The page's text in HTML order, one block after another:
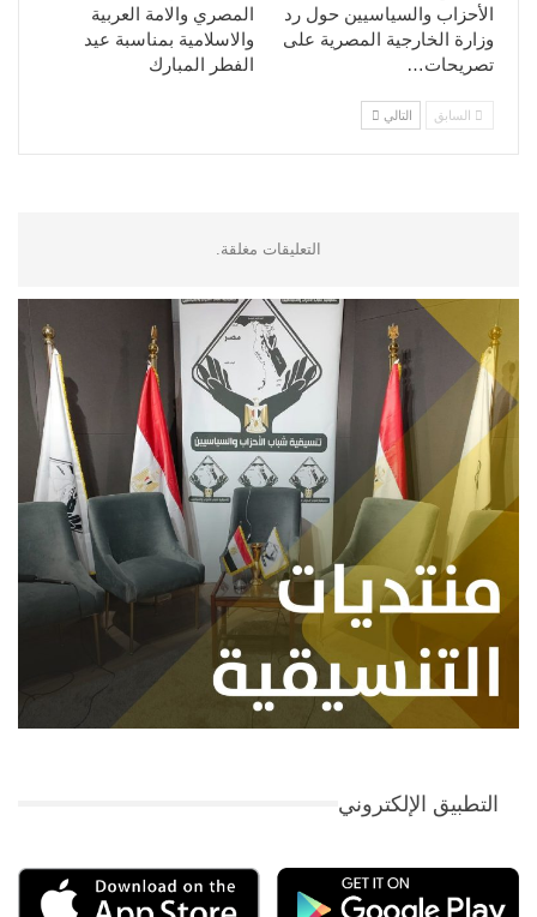
المصري والامة العربية
والاسلامية بمناسبة عيد
الفطر المبارك
الأحزاب والسياسيين حول رد
وزارة الخارجية المصرية على
تصريحات…
السابق التالي
التعليقات مغلقة.
التطبيق الإلكتروني